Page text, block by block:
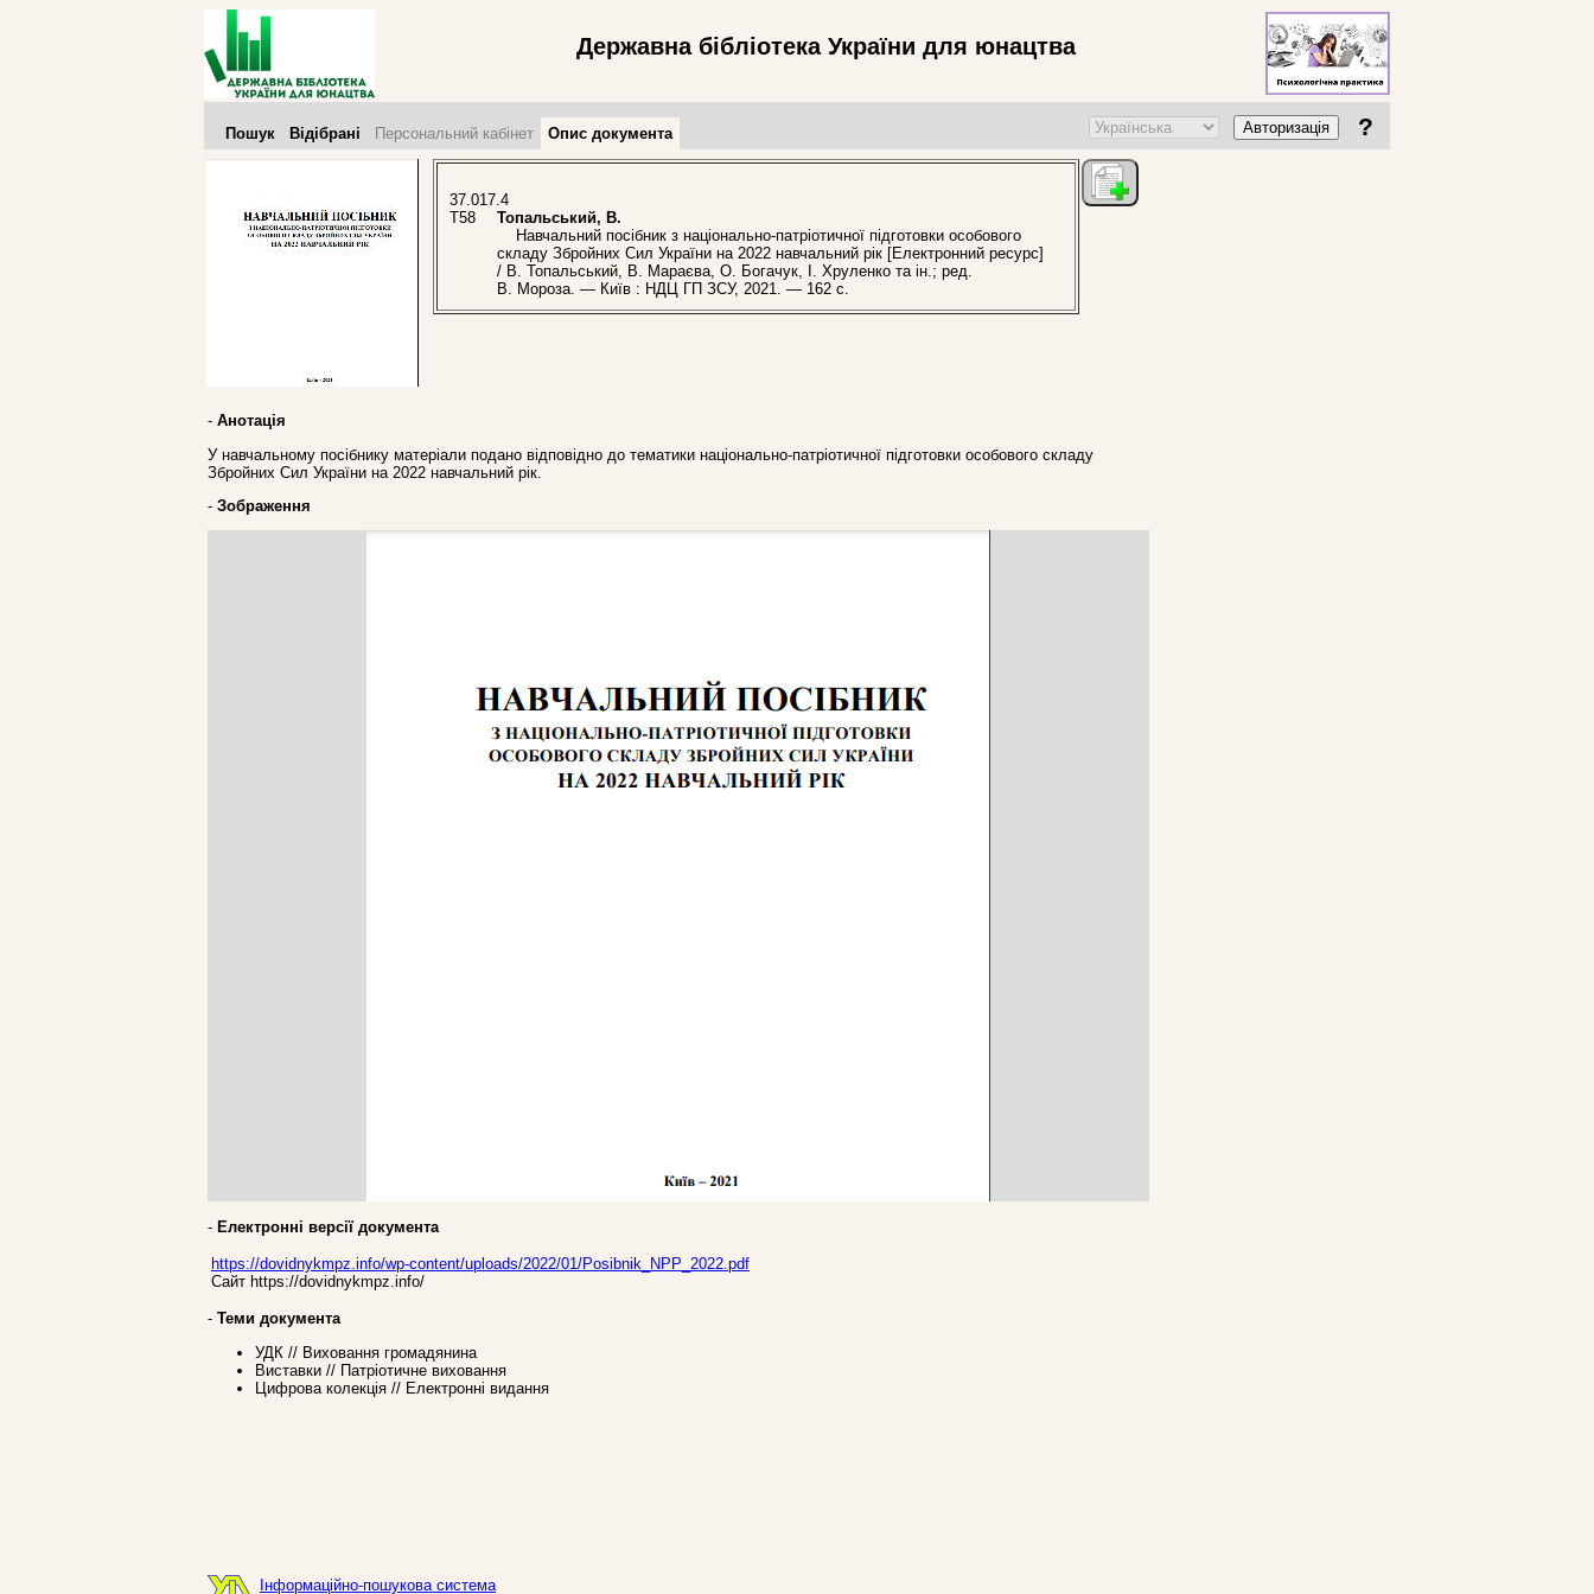
Державна бібліотека України для юнацтва
Пошук Відібрані Персональний кабінет Опис документа Авторизація ?
37.017.4
Т58
Топальський, В.
Навчальний посібник з національно-патріотичної підготовки особового
складу Збройних Сил України на 2022 навчальний рік [Електронний ресурс]
/ В. Топальський, В. Мараєва, О. Богачук, І. Хруленко та ін.; ред.
В. Мороза. — Київ : НДЦ ГП ЗСУ, 2021. — 162 с.
- Анотація
У навчальному посібнику матеріали подано відповідно до тематики національно-патріотичної підготовки особового складу
Збройних Сил України на 2022 навчальний рік.
- Зображення
- Електронні версії документа
https://dovidnykmpz.info/wp-content/uploads/2022/01/Posibnik_NPP_2022.pdf
Сайт https://dovidnykmpz.info/
- Теми документа
УДК // Виховання громадянина
Виставки // Патріотичне виховання
Цифрова колекція // Електронні видання
Інформаційно-пошукова система